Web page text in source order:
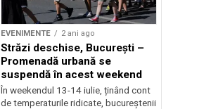
EVENIMENTE 2 ani ago
Străzi deschise, București –
Promenadă urbană se
suspendă în acest weekend
În weekendul 13-14 iulie, ținând cont
de temperaturile ridicate, bucureștenii